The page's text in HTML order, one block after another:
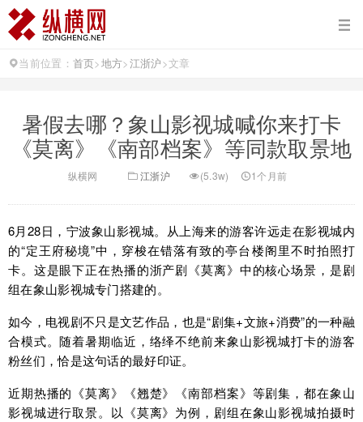
当前位置： 首页>地方>江浙沪>文章
暑假去哪？象山影视城喊你来打卡
《莫离》《南部档案》等同款取景地
纵横网 江浙沪 (5.3w) 1个月前
6月28日，宁波象山影视城。从上海来的游客许远走在影视城内
的“定王府秘境”中，穿梭在错落有致的亭台楼阁里不时拍照打
卡。这是眼下正在热播的浙产剧《莫离》中的核心场景，是剧
组在象山影视城专门搭建的。
如今，电视剧不只是文艺作品，也是“剧集+文旅+消费”的一种融
合模式。随着暑期临近，络绎不绝前来象山影视城打卡的游客
粉丝们，恰是这句话的最好印证。
近期热播的《莫离》《翘楚》《南部档案》等剧集，都在象山
影视城进行取景。以《莫离》为例，剧组在象山影视城拍摄时